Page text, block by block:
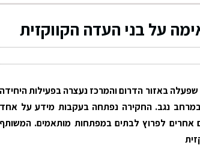
על בני העדה הקווקזית
שפעלה באזור הדרום והמרכז נעצרה בפעילות היחידה
נגב. החקירה נפתחה בעקבות מידע על אחד
אחרים לפרוץ לבתים במפתחות מותאמים. המשותף